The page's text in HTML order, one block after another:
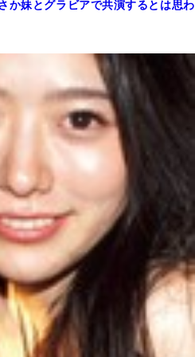
か妹とグラビアで共演するとは思わ